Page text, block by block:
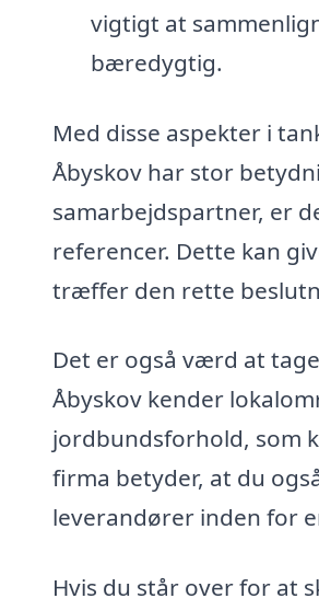
vigtigt at
bæredygtig.
Med disse aspekter i
Åbyskov har stor
samarbejdspartner, er
referencer. Dette kan
træffer den rette
Det er også værd at
Åbyskov kender
jordbundsforhold, som
firma betyder, at du
leverandører inden for
Hvis du står over for at